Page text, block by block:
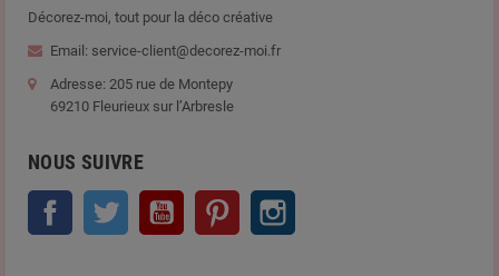
Décorez-moi, tout pour la déco créative
Email: service-client@decorez-moi.fr
Adresse: 205 rue de Montepy
69210 Fleurieux sur l’Arbresle
NOUS SUIVRE
Facebook Twitter YouTube Pinterest